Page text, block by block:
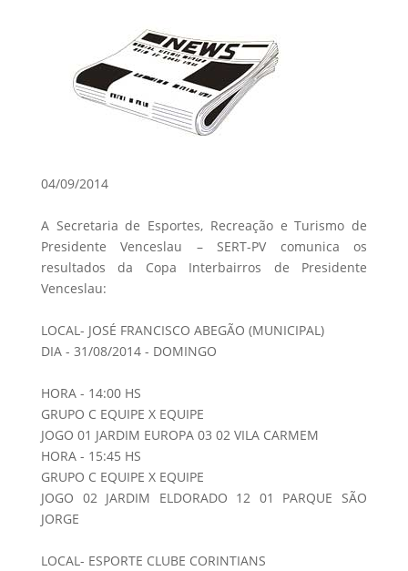
04/09/2014
A Secretaria de Esportes, Recreação e Turismo de
Presidente Venceslau – SERT-PV comunica os
resultados da Copa Interbairros de Presidente
Venceslau:
LOCAL- JOSÉ FRANCISCO ABEGÃO (MUNICIPAL)
DIA - 31/08/2014 - DOMINGO
HORA - 14:00 HS
GRUPO C EQUIPE X EQUIPE
JOGO 01 JARDIM EUROPA 03 02 VILA CARMEM
HORA - 15:45 HS
GRUPO C EQUIPE X EQUIPE
JOGO 02 JARDIM ELDORADO 12 01 PARQUE SÃO
JORGE
LOCAL- ESPORTE CLUBE CORINTIANS